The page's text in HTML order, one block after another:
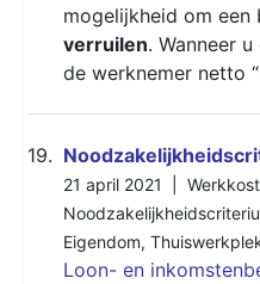
mogelijkheid om een
verruilen. Wanneer
de werknemer netto
19.
21 april 2021 |
Eigendom,
Loon- en